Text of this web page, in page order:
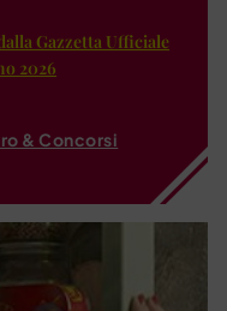
Gazzetta Ufficiale
2026
& Concorsi